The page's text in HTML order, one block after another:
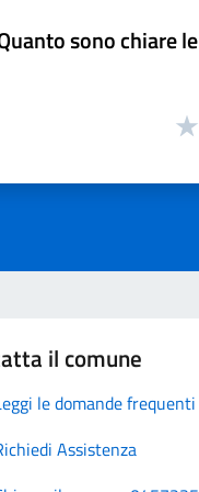
sono chiare
il comune
le domande frequenti
Assistenza